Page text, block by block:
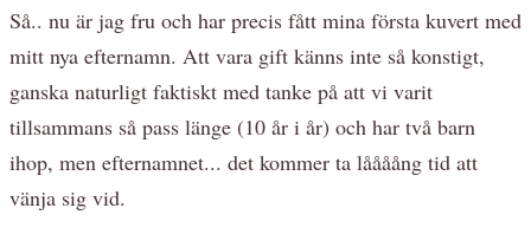
Så.. nu är jag fru och har precis fått mina första kuvert med
mitt nya efternamn. Att vara gift känns inte så konstigt,
ganska naturligt faktiskt med tanke på att vi varit
tillsammans så pass länge (10 år i år) och har två barn
ihop, men efternamnet... det kommer ta låååång tid att
vänja sig vid.